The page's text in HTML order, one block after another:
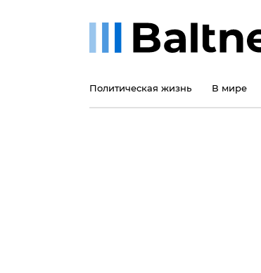
Политическая жизнь В мире